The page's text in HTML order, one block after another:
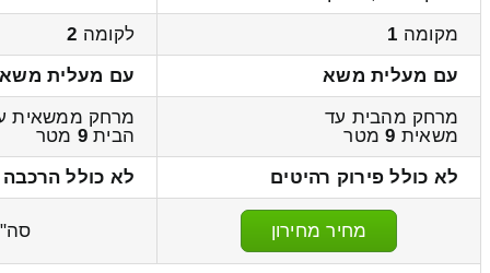
מקומה 1 לקומה 2
עם מעלית משא
עם מעלית משא
מרחק מהבית עד
משאית 9מטר
מרחק ממשאית
הבית9 מטר
לא כולל פירוק רהיטים
לא כולל הרכבה
מחיר מחירון